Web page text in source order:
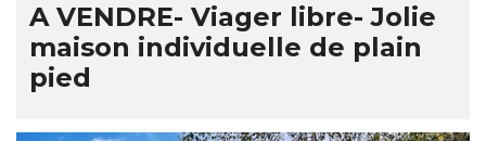
A VENDRE- Viager libre- Jolie
maison individuelle de plain
pied